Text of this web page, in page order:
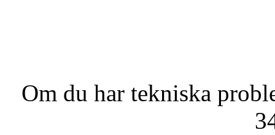
Om du har tekniska